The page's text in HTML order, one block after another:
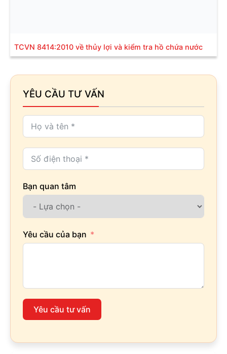
TCVN 8414:2010 về thủy lợi và kiểm tra hồ chứa nước
YÊU CẦU TƯ VẤN
Bạn quan tâm
Yêu cầu của bạn
Yêu cầu tư vấn